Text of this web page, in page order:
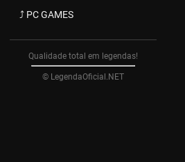
⤴ PC GAMES
Qualidade total em legendas!
© LegendaOficial.NET